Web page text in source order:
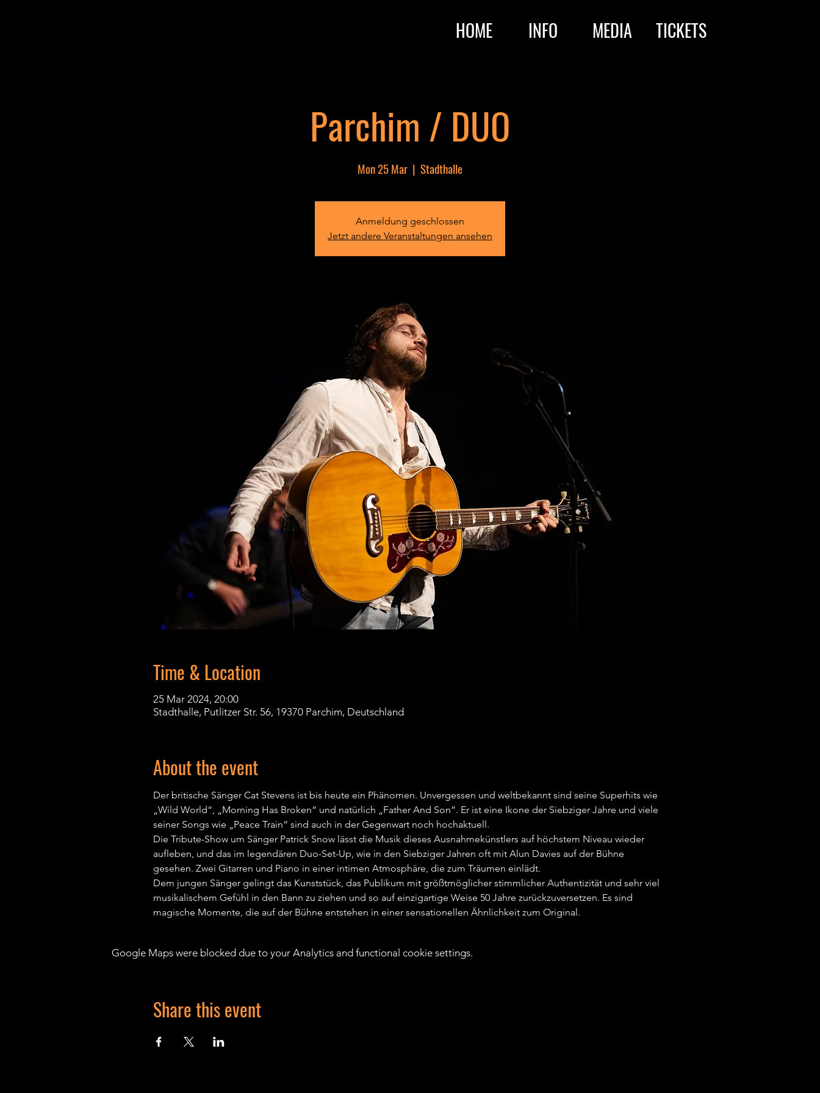
HOME INFO MEDIA TICKETS
Parchim / DUO
Mon 25 Mar
  |
Stadthalle
Anmeldung geschlossen
Jetzt andere Veranstaltungen ansehen
Time & Location
25 Mar 2024, 20:00
Stadthalle, Putlitzer Str. 56, 19370 Parchim, Deutschland
About the event
Der britische Sänger Cat Stevens ist bis heute ein Phänomen. Unvergessen und weltbekannt sind seine Superhits wie
„Wild World“, „Morning Has Broken“ und natürlich „Father And Son“. Er ist eine Ikone der Siebziger Jahre und viele
seiner Songs wie „Peace Train“ sind auch in der Gegenwart noch hochaktuell.
Die Tribute-Show um Sänger Patrick Snow lässt die Musik dieses Ausnahmekünstlers auf höchstem Niveau wieder
aufleben, und das im legendären Duo-Set-Up, wie in den Siebziger Jahren oft mit Alun Davies auf der Bühne
gesehen. Zwei Gitarren und Piano in einer intimen Atmosphäre, die zum Träumen einlädt.
Dem jungen Sänger gelingt das Kunststück, das Publikum mit größtmöglicher stimmlicher Authentizität und sehr viel
musikalischem Gefühl in den Bann zu ziehen und so auf einzigartige Weise 50 Jahre zurückzuversetzen. Es sind
magische Momente, die auf der Bühne entstehen in einer sensationellen Ähnlichkeit zum Original.
Google Maps were blocked due to your Analytics and functional cookie settings.
Share this event